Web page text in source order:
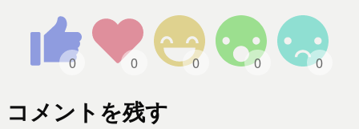
コメントを残す